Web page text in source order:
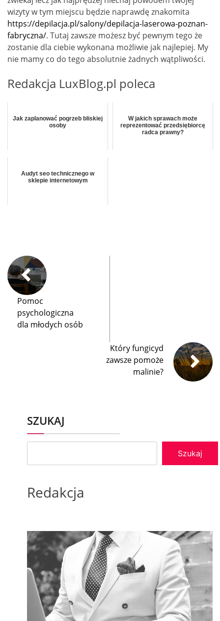
wizyty w tym miejscu będzie naprawdę znakomita
https://depilacja.pl/salony/depilacja-laserowa-poznan-
fabryczna/. Tutaj zawsze możesz być pewnym tego że
zostanie dla ciebie wykonana możliwie jak najlepiej. My
nie mamy co do tego absolutnie żadnych wątpliwości.
Redakcja LuxBlog.pl poleca
Jak zaplanować pogrzeb bliskiej
osoby
W jakich sprawach może
reprezentować przedsiębiorcę
radca prawny?
Audyt seo technicznego w
sklepie internetowym
Pomoc
psychologiczna
dla młodych osób
Który fungicyd
zawsze pomoże
malinie?
SZUKAJ
Szukaj
Redakcja